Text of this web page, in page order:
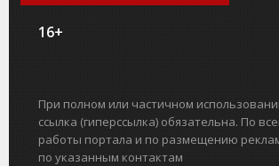
16+
При полном или частичном
ссылка (гиперссылка) обязательна. По
работы портала и по размещению
по указанным контактам